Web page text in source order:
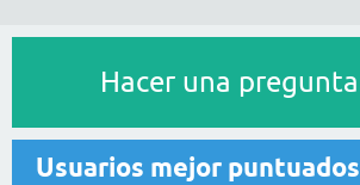
Hacer una pregunta
Usuarios mejor puntuados